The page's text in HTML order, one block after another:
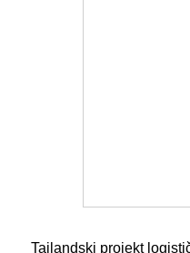
Tajlandski projekt